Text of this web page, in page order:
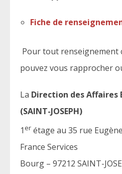
Fiche de
Pour tout renseignement
pouvez vous rapprocher
La Direction des Affaires
(SAINT-JOSEPH)
1er étage au 35 rue
France Services
Bourg – 97212 SAINT-